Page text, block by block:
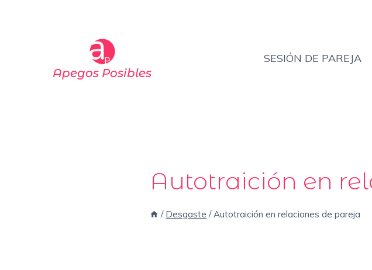
Apegos Posibles
SESIÓN DE PAREJA
Autotraición en
/ Desgaste / Autotraición en relaciones de pareja